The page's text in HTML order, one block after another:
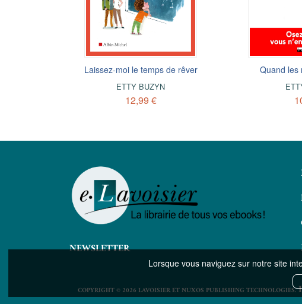
Lorsque vous naviguez sur notre site
Laissez-moi le temps de rêver
ETTY BUZYN
12,99 €
Quand les
NEWSLETTER
COPYRIGHT © 2026 LAVOISIER ET NUXOS PUBLISHING TECHNOLOGIES.